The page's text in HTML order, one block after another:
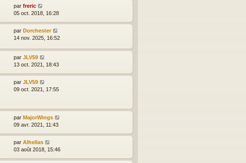
par freric
05 oct. 2018, 16:28
par Dorchester
14 nov. 2025, 16:52
par JLV59
13 oct. 2021, 18:43
par JLV59
09 oct. 2021, 17:55
par MajorWings
09 avr. 2021, 11:43
par Alhellas
03 août 2018, 15:46